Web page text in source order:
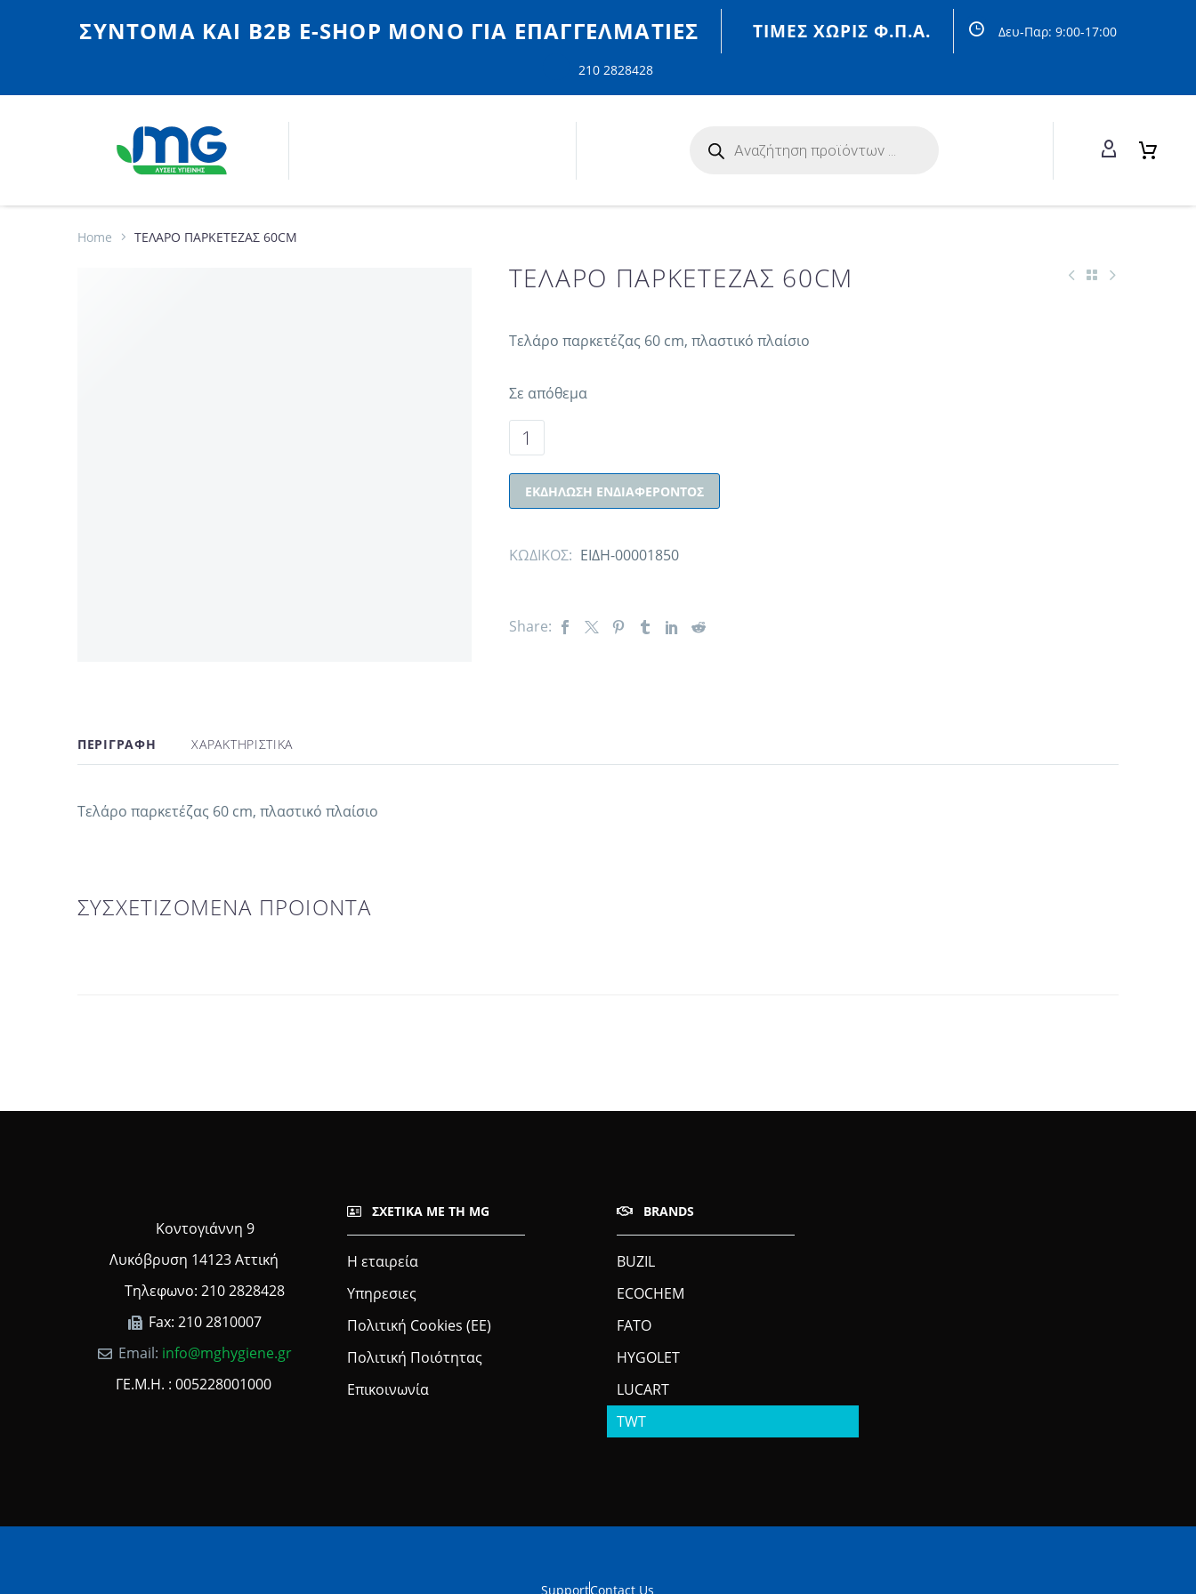
ΣΎΝΤΟΜΑ ΚΑΙ Β2Β E-SHOP MONO ΓΙΑ ΕΠΑΓΓΕΛΜΑΤΊΕΣ ΤΙΜΈΣ ΧΩΡΙΣ Φ.Π.Α. Δευ-Παρ: 9:00-17:00
210 2828428
Home ΤΕΛΑΡΟ ΠΑΡΚΕΤΕΖΑΣ 60CM
ΤΕΛΑΡΟ ΠΑΡΚΕΤΕΖΑΣ 60CM
Τελάρο παρκετέζας 60 cm, πλαστικό πλαίσιο
Σε απόθεμα
ΕΚΔΉΛΩΣΗ ΕΝΔΙΑΦΈΡΟΝΤΟΣ
ΚΩΔΙΚΟΣ: ΕΙΔΗ-00001850
Share:
ΠΕΡΙΓΡΑΦΗ ΧΑΡΑΚΤΗΡΙΣΤΙΚΑ
Τελάρο παρκετέζας 60 cm, πλαστικό πλαίσιο
ΣΥΣΧΕΤΙΖΟΜΕΝΑ ΠΡΟΙΟΝΤΑ
Κοντογιάννη 9
Λυκόβρυση 14123 Αττική
Τηλεφωνο: 210 2828428
Fax: 210 2810007
Email: info@mghygiene.gr
ΓΕ.Μ.Η. : 005228001000
ΣΧΕΤΙΚΆ ΜΕ ΤΗ MG
Η εταιρεία
Υπηρεσιες
Πολιτική Cookies (ΕΕ)
Πολιτική Ποιότητας
Επικοινωνία
BRANDS
BUZIL
ECOCHEM
FATO
HYGOLET
LUCART
TWT
SupportContact Us